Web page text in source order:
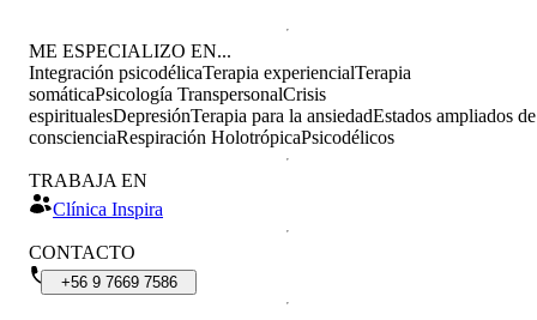
ME ESPECIALIZO EN...
Integración psicodélicaTerapia experiencialTerapia
somáticaPsicología TranspersonalCrisis
espiritualesDepresiónTerapia para la ansiedadEstados ampliados de
conscienciaRespiración HolotrópicaPsicodélicos
TRABAJA EN
Clínica Inspira
CONTACTO
+56 9 7669 7586